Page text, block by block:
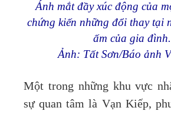
Ánh mắt đầy xúc động của
chứng kiến những đổi thay tại
ấm của gia đình.
Ảnh: Tất Sơn/Báo ảnh
Một trong những khu vực
sự quan tâm là Vạn Kiếp,